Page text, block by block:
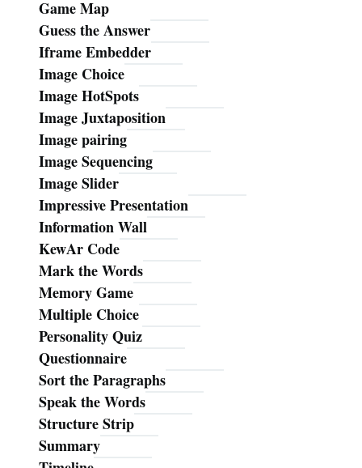
Game Map
Guess the Answer
Iframe Embedder
Image Choice
Image HotSpots
Image Juxtaposition
Image pairing
Image Sequencing
Image Slider
Impressive Presentation
Information Wall
KewAr Code
Mark the Words
Memory Game
Multiple Choice
Personality Quiz
Questionnaire
Sort the Paragraphs
Speak the Words
Structure Strip
Summary